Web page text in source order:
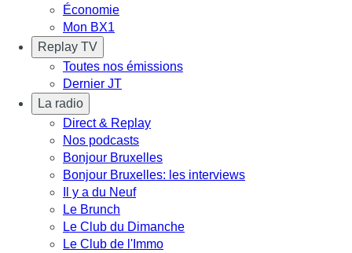
Économie
Mon BX1
Replay TV
Toutes nos émissions
Dernier JT
La radio
Direct & Replay
Nos podcasts
Bonjour Bruxelles
Bonjour Bruxelles: les interviews
Il y a du Neuf
Le Brunch
Le Club du Dimanche
Le Club de l'Immo